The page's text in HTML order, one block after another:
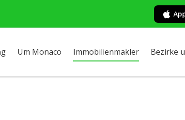
Um Monaco Immobilienmakler Bezirke